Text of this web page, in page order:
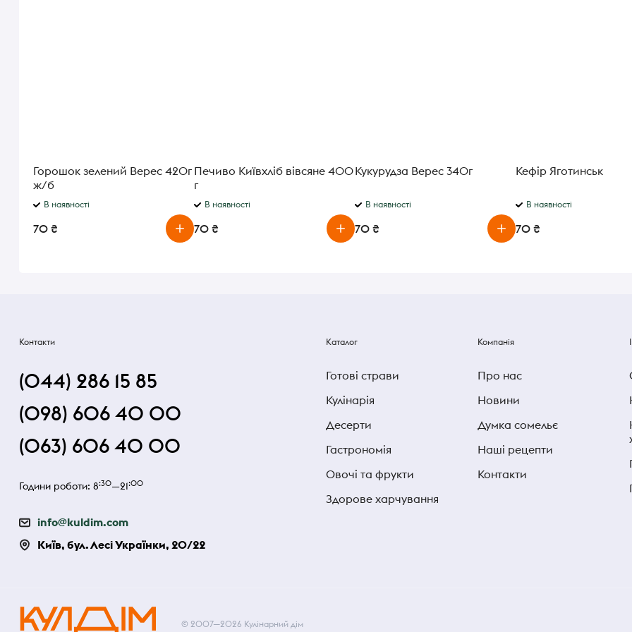
Горошок зелений Верес 420г
ж/б
В наявності
70 ₴
Печиво Київхліб вівсяне 400
г
В наявності
70 ₴
Кукурудза Верес 340г
В наявності
70 ₴
Кефір Яготинський 1%
В наявності
70 ₴
Контакти
(044) 286 15 85
(098) 606 40 00
(063) 606 40 00
Години роботи: 8:30—21:00
info@kuldim.com
Київ, бул. Лесі Українки, 20/22
Каталог
Готові страви
Кулінарія
Десерти
Гастрономія
Овочі та фрукти
Здорове харчування
Компанія
Про нас
Новини
Думка сомельє
Наші рецепти
Контакти
© 2007—2026 Кулінарний дім